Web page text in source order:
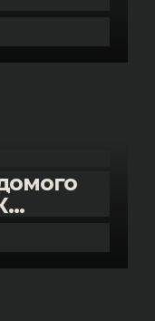
“Тиса”